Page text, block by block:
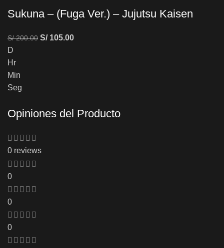
Sukuna – (Fuga Ver.) – Jujutsu Kaisen
S/200.00 S/105.00
D
Hr
Min
Seg
Opiniones del Producto
0 reviews
0
0
0